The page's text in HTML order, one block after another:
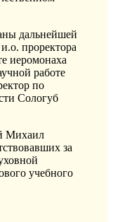
дальнейшей
проректора
иеромонаха
работе
по
Сологуб
Михаил
за
учебного